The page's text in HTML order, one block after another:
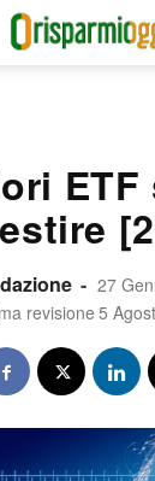
ETF
- 27
revisione5